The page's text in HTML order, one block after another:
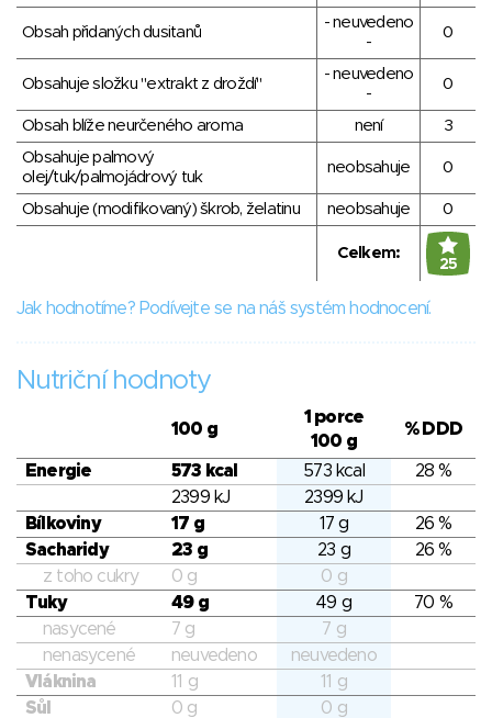
Obsah přidaných dusitanů
- neuvedeno
-
0
Obsahuje složku "extrakt z droždí"
- neuvedeno
-
0
Obsah blíže neurčeného aroma není
3
Obsahuje palmový
olej/tuk/palmojádrový tuk
neobsahuje 0
Obsahuje (modifikovaný) škrob, želatinu neobsahuje 0
Celkem:
25
Jak hodnotíme? Podívejte se na náš systém hodnocení.
Nutriční hodnoty
100 g
1 porce
100 g
% DDD
Energie 573 kcal 573 kcal
28 %
2399 kJ
2399 kJ
Bílkoviny
17 g 17 g
26 %
Sacharidy
23 g 23 g
26 %
z toho cukry
0 g
0 g
Tuky
49 g 49 g
70 %
nasycené
7 g
7 g
nenasycené
neuvedeno
neuvedeno
Vláknina
11 g
11 g
Sůl
0 g 0 g